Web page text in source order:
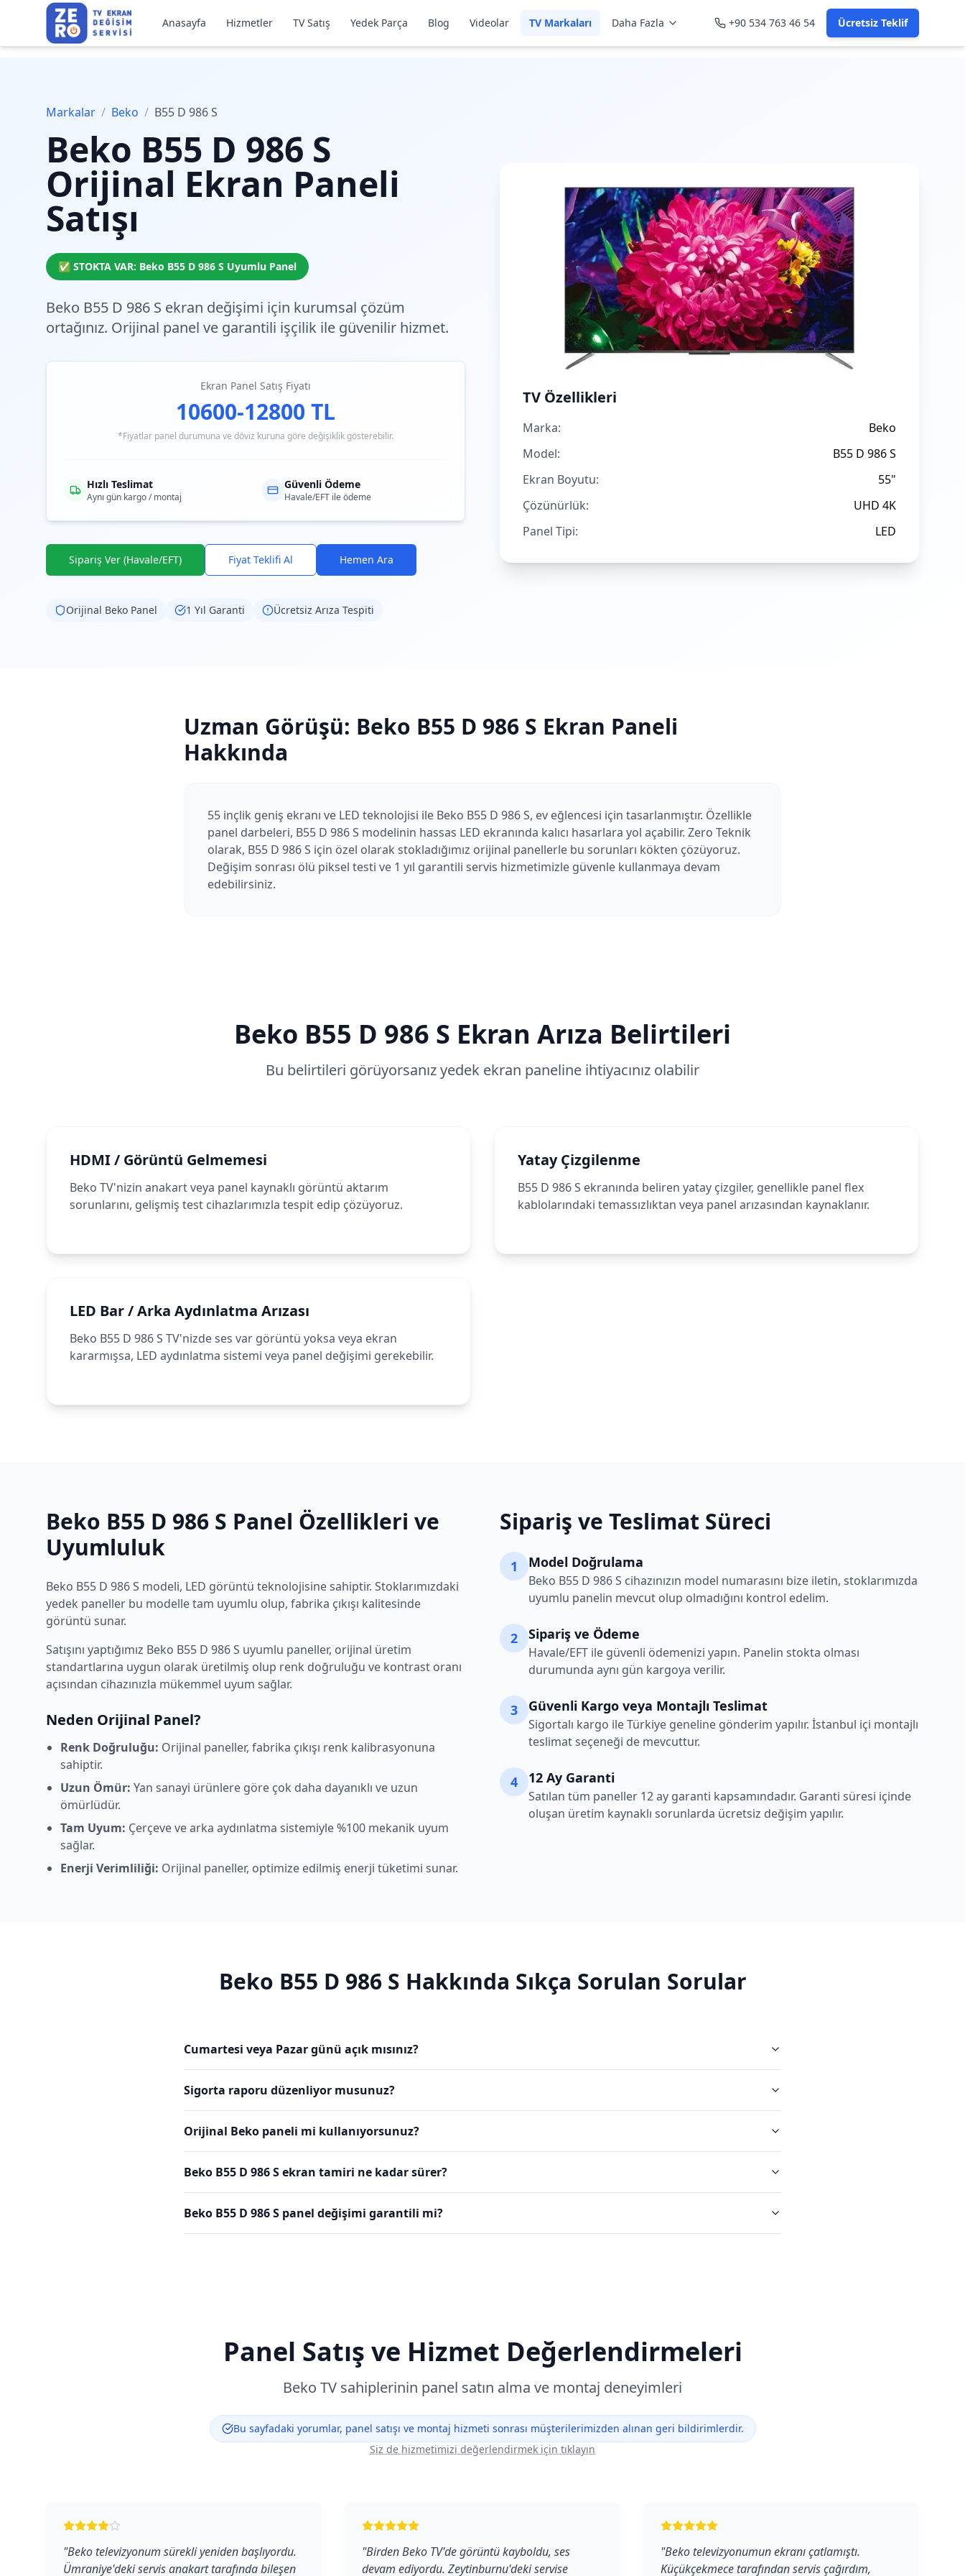
Anasayfa Hizmetler TV Satış Yedek Parça Blog Videolar TV Markaları Daha Fazla +90 534 763 46 54 Ücretsiz Teklif
Markalar / Beko / B55 D 986 S
Beko B55 D 986 S
Orijinal Ekran Paneli
Satışı
✅ STOKTA VAR: Beko B55 D 986 S Uyumlu Panel
Beko B55 D 986 S ekran değişimi için kurumsal çözüm
ortağınız. Orijinal panel ve garantili işçilik ile güvenilir hizmet.
Ekran Panel Satış Fiyatı
10600-12800 TL
*Fiyatlar panel durumuna ve döviz kuruna göre değişiklik gösterebilir.
Hızlı Teslimat
Aynı gün kargo / montaj
Güvenli Ödeme
Havale/EFT ile ödeme
Sipariş Ver (Havale/EFT) Fiyat Teklifi Al Hemen Ara
Orijinal Beko Panel 1 Yıl Garanti Ücretsiz Arıza Tespiti
TV Özellikleri
Marka:
Beko
Model:
B55 D 986 S
Ekran Boyutu:
55"
Çözünürlük:
UHD 4K
Panel Tipi:
LED
Uzman Görüşü: Beko B55 D 986 S Ekran Paneli
Hakkında
55 inçlik geniş ekranı ve LED teknolojisi ile Beko B55 D 986 S, ev eğlencesi için tasarlanmıştır. Özellikle
panel darbeleri, B55 D 986 S modelinin hassas LED ekranında kalıcı hasarlara yol açabilir. Zero Teknik
olarak, B55 D 986 S için özel olarak stokladığımız orijinal panellerle bu sorunları kökten çözüyoruz.
Değişim sonrası ölü piksel testi ve 1 yıl garantili servis hizmetimizle güvenle kullanmaya devam
edebilirsiniz.
Beko B55 D 986 S Ekran Arıza Belirtileri
Bu belirtileri görüyorsanız yedek ekran paneline ihtiyacınız olabilir
HDMI / Görüntü Gelmemesi
Beko TV'nizin anakart veya panel kaynaklı görüntü aktarım
sorunlarını, gelişmiş test cihazlarımızla tespit edip çözüyoruz.
Yatay Çizgilenme
B55 D 986 S ekranında beliren yatay çizgiler, genellikle panel flex
kablolarındaki temassızlıktan veya panel arızasından kaynaklanır.
LED Bar / Arka Aydınlatma Arızası
Beko B55 D 986 S TV'nizde ses var görüntü yoksa veya ekran
kararmışsa, LED aydınlatma sistemi veya panel değişimi gerekebilir.
Beko B55 D 986 S Panel Özellikleri ve
Uyumluluk
Beko B55 D 986 S modeli, LED görüntü teknolojisine sahiptir. Stoklarımızdaki
yedek paneller bu modelle tam uyumlu olup, fabrika çıkışı kalitesinde
görüntü sunar.
Satışını yaptığımız Beko B55 D 986 S uyumlu paneller, orijinal üretim
standartlarına uygun olarak üretilmiş olup renk doğruluğu ve kontrast oranı
açısından cihazınızla mükemmel uyum sağlar.
Neden Orijinal Panel?
Renk Doğruluğu: Orijinal paneller, fabrika çıkışı renk kalibrasyonuna
sahiptir.
Uzun Ömür: Yan sanayi ürünlere göre çok daha dayanıklı ve uzun
ömürlüdür.
Tam Uyum: Çerçeve ve arka aydınlatma sistemiyle %100 mekanik uyum
sağlar.
Enerji Verimliliği: Orijinal paneller, optimize edilmiş enerji tüketimi sunar.
Sipariş ve Teslimat Süreci
1 Model Doğrulama
Beko B55 D 986 S cihazınızın model numarasını bize iletin, stoklarımızda
uyumlu panelin mevcut olup olmadığını kontrol edelim.
2 Sipariş ve Ödeme
Havale/EFT ile güvenli ödemenizi yapın. Panelin stokta olması
durumunda aynı gün kargoya verilir.
3 Güvenli Kargo veya Montajlı Teslimat
Sigortalı kargo ile Türkiye geneline gönderim yapılır. İstanbul içi montajlı
teslimat seçeneği de mevcuttur.
4 12 Ay Garanti
Satılan tüm paneller 12 ay garanti kapsamındadır. Garanti süresi içinde
oluşan üretim kaynaklı sorunlarda ücretsiz değişim yapılır.
Beko B55 D 986 S Hakkında Sıkça Sorulan Sorular
Cumartesi veya Pazar günü açık mısınız?
Sigorta raporu düzenliyor musunuz?
Orijinal Beko paneli mi kullanıyorsunuz?
Beko B55 D 986 S ekran tamiri ne kadar sürer?
Beko B55 D 986 S panel değişimi garantili mi?
Panel Satış ve Hizmet Değerlendirmeleri
Beko TV sahiplerinin panel satın alma ve montaj deneyimleri
Bu sayfadaki yorumlar, panel satışı ve montaj hizmeti sonrası müşterilerimizden alınan geri bildirimlerdir.
Siz de hizmetimizi değerlendirmek için tıklayın
"Beko televizyonum sürekli yeniden başlıyordu.
Ümraniye'deki servis anakart tarafında bileşen
"Birden Beko TV'de görüntü kayboldu, ses
devam ediyordu. Zeytinburnu'deki servise
"Beko televizyonumun ekranı çatlamıştı.
Küçükçekmece tarafından servis çağırdım,